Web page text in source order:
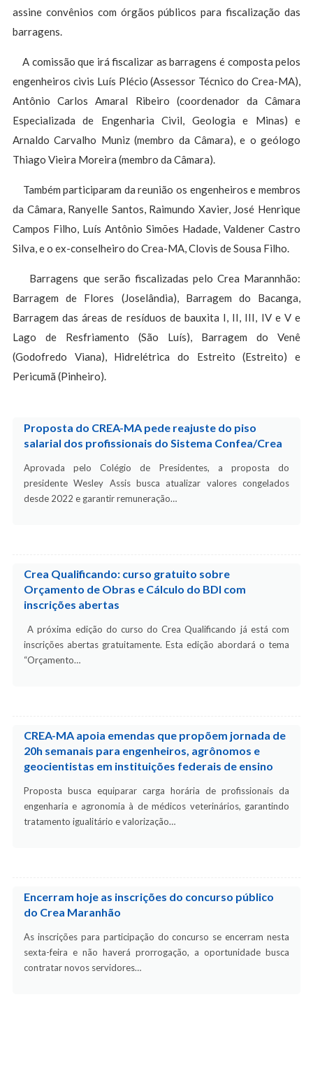
assine convênios com órgãos públicos para fiscalização das
barragens.
A comissão que irá fiscalizar as barragens é composta pelos
engenheiros civis Luís Plécio (Assessor Técnico do Crea-MA),
Antônio Carlos Amaral Ribeiro (coordenador da Câmara
Especializada de Engenharia Civil, Geologia e Minas) e
Arnaldo Carvalho Muniz (membro da Câmara), e o geólogo
Thiago Vieira Moreira (membro da Câmara).
Também participaram da reunião os engenheiros e membros
da Câmara, Ranyelle Santos, Raimundo Xavier, José Henrique
Campos Filho, Luís Antônio Simões Hadade, Valdener Castro
Silva, e o ex-conselheiro do Crea-MA, Clovis de Sousa Filho.
Barragens que serão fiscalizadas pelo Crea Marannhão:
Barragem de Flores (Joselândia), Barragem do Bacanga,
Barragem das áreas de resíduos de bauxita I, II, III, IV e V e
Lago de Resfriamento (São Luís), Barragem do Venê
(Godofredo Viana), Hidrelétrica do Estreito (Estreito) e
Pericumã (Pinheiro).
Proposta do CREA-MA pede reajuste do piso
salarial dos profissionais do Sistema Confea/Crea
Aprovada pelo Colégio de Presidentes, a proposta do
presidente Wesley Assis busca atualizar valores congelados
desde 2022 e garantir remuneração…
Crea Qualificando: curso gratuito sobre
Orçamento de Obras e Cálculo do BDI com
inscrições abertas
A próxima edição do curso do Crea Qualificando já está com
inscrições abertas gratuitamente. Esta edição abordará o tema
“Orçamento…
CREA-MA apoia emendas que propõem jornada de
20h semanais para engenheiros, agrônomos e
geocientistas em instituições federais de ensino
Proposta busca equiparar carga horária de profissionais da
engenharia e agronomia à de médicos veterinários, garantindo
tratamento igualitário e valorização…
Encerram hoje as inscrições do concurso público
do Crea Maranhão
As inscrições para participação do concurso se encerram nesta
sexta-feira e não haverá prorrogação, a oportunidade busca
contratar novos servidores…